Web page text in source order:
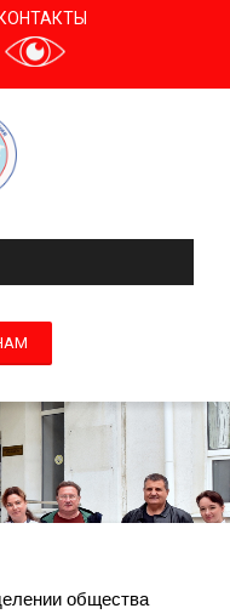
КОНТАКТЫ
общества